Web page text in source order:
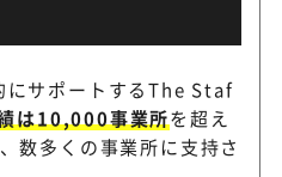
にサポートするThe Staf
は10,000事業所を超え
数多くの事業所に支持さ